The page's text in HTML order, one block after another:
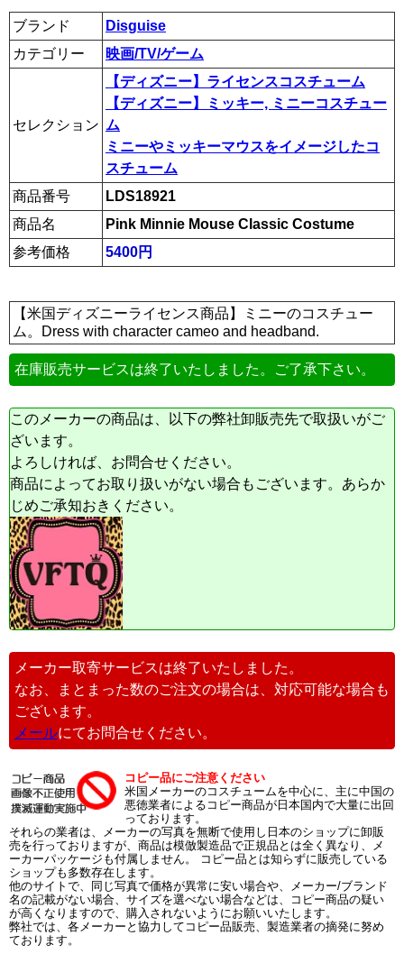
ブランド
Disguise
カテゴリー
映画/TV/ゲーム
セレクション
【ディズニー】ライセンスコスチューム
【ディズニー】ミッキー, ミニーコスチュー
ム
ミニーやミッキーマウスをイメージしたコ
スチューム
商品番号
LDS18921
商品名
Pink Minnie Mouse Classic Costume
参考価格
5400円
【米国ディズニーライセンス商品】ミニーのコスチュー
ム。Dress with character cameo and headband.
在庫販売サービスは終了いたしました。ご了承下さい。
このメーカーの商品は、以下の弊社卸販売先で取扱いがご
ざいます。
よろしければ、お問合せください。
商品によってお取り扱いがない場合もございます。あらか
じめご承知おきください。
メーカー取寄サービスは終了いたしました。
なお、まとまった数のご注文の場合は、対応可能な場合も
ございます。
メールにてお問合せください。
コピー品にご注意ください
米国メーカーのコスチュームを中心に、主に中国の
悪徳業者によるコピー商品が日本国内で大量に出回
っております。
それらの業者は、メーカーの写真を無断で使用し日本のショップに卸販
売を行っておりますが、商品は模倣製造品で正規品とは全く異なり、メ
ーカーパッケージも付属しません。 コピー品とは知らずに販売している
ショップも多数存在します。
他のサイトで、同じ写真で価格が異常に安い場合や、メーカー/ブランド
名の記載がない場合、サイズを選べない場合などは、コピー商品の疑い
が高くなりますので、購入されないようにお願いいたします。
弊社では、各メーカーと協力してコピー品販売、製造業者の摘発に努め
ております。